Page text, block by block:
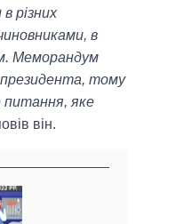
різних
в
Меморандум
президента, тому
питання, яке
він.